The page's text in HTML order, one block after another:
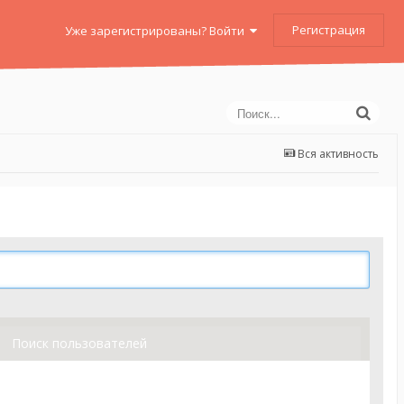
Уже зарегистрированы? Войти Регистрация
Вся активность
Поиск пользователей